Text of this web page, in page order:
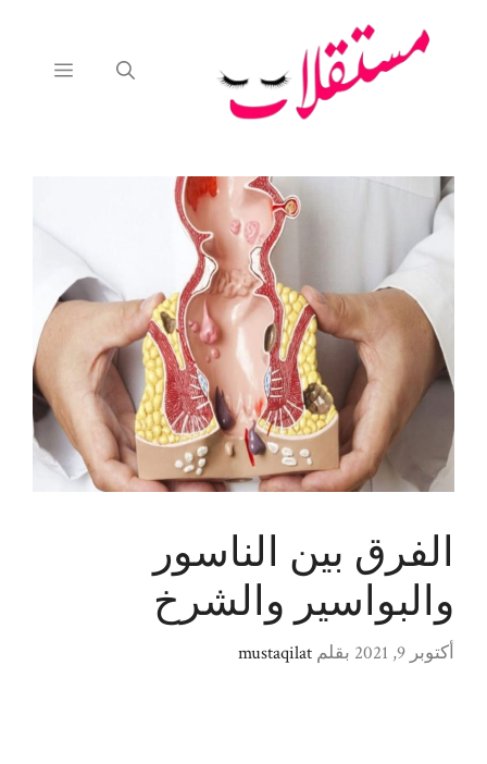
القائمة
الفرق بين الناسور
والبواسير والشرخ
أكتوبر 9, 2021 بقلم mustaqilat